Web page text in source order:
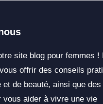
site blog pour femmes !
offrir des conseils
et de beauté, ainsi que des
vous aider à vivre une vie